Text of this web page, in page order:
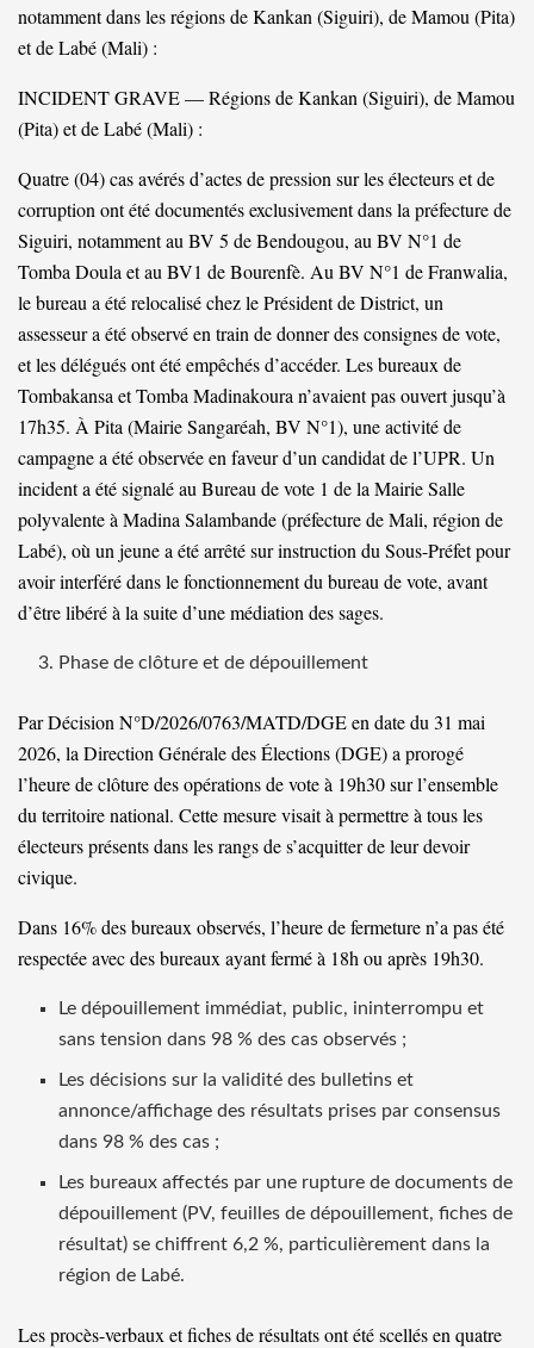
notamment dans les régions de Kankan (Siguiri), de Mamou (Pita)
et de Labé (Mali) :
INCIDENT GRAVE — Régions de Kankan (Siguiri), de Mamou
(Pita) et de Labé (Mali) :
Quatre (04) cas avérés d’actes de pression sur les électeurs et de
corruption ont été documentés exclusivement dans la préfecture de
Siguiri, notamment au BV 5 de Bendougou, au BV N°1 de
Tomba Doula et au BV1 de Bourenfè. Au BV N°1 de Franwalia,
le bureau a été relocalisé chez le Président de District, un
assesseur a été observé en train de donner des consignes de vote,
et les délégués ont été empêchés d’accéder. Les bureaux de
Tombakansa et Tomba Madinakoura n’avaient pas ouvert jusqu’à
17h35. À Pita (Mairie Sangaréah, BV N°1), une activité de
campagne a été observée en faveur d’un candidat de l’UPR. Un
incident a été signalé au Bureau de vote 1 de la Mairie Salle
polyvalente à Madina Salambande (préfecture de Mali, région de
Labé), où un jeune a été arrêté sur instruction du Sous-Préfet pour
avoir interféré dans le fonctionnement du bureau de vote, avant
d’être libéré à la suite d’une médiation des sages.
Phase de clôture et de dépouillement
Par Décision N°D/2026/0763/MATD/DGE en date du 31 mai
2026, la Direction Générale des Élections (DGE) a prorogé
l’heure de clôture des opérations de vote à 19h30 sur l’ensemble
du territoire national. Cette mesure visait à permettre à tous les
électeurs présents dans les rangs de s’acquitter de leur devoir
civique.
Dans 16% des bureaux observés, l’heure de fermeture n’a pas été
respectée avec des bureaux ayant fermé à 18h ou après 19h30.
Le dépouillement immédiat, public, ininterrompu et
sans tension dans 98 % des cas observés ;
Les décisions sur la validité des bulletins et
annonce/affichage des résultats prises par consensus
dans 98 % des cas ;
Les bureaux affectés par une rupture de documents de
dépouillement (PV, feuilles de dépouillement, fiches de
résultat) se chiffrent 6,2 %, particulièrement dans la
région de Labé.
Les procès-verbaux et fiches de résultats ont été scellés en quatre